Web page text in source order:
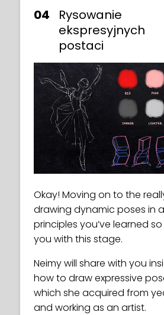
04
Rysowanie
ekspresyjnych
postaci
Okay! Moving on to the
drawing dynamic poses in
principles you’ve learned
you with this stage.
Neimy will share with you
how to draw expressive
which she acquired from
and working as an artist.